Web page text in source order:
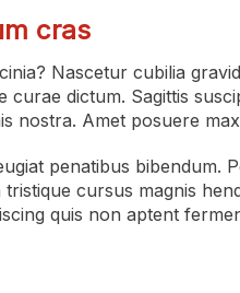
cras
Nascetur cubilia
dictum. Sagittis
nostra. Amet posuere
penatibus
cursus magnis
quis non aptent